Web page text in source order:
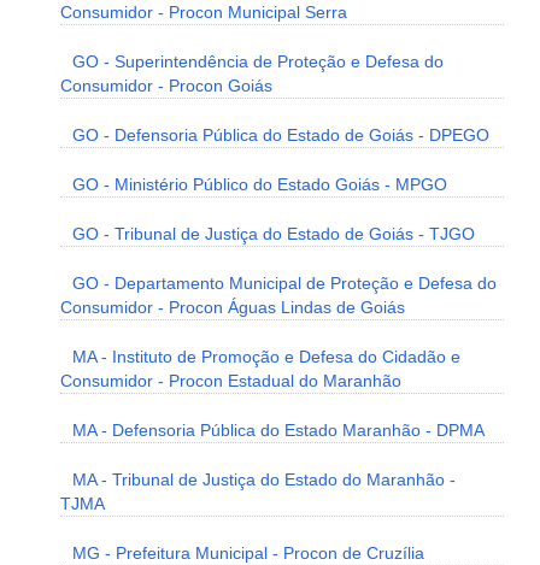
Consumidor - Procon Municipal Serra
GO - Superintendência de Proteção e Defesa do
Consumidor - Procon Goiás
GO - Defensoria Pública do Estado de Goiás - DPEGO
GO - Ministério Público do Estado Goiás - MPGO
GO - Tribunal de Justiça do Estado de Goiás - TJGO
GO - Departamento Municipal de Proteção e Defesa do
Consumidor - Procon Águas Lindas de Goiás
MA - Instituto de Promoção e Defesa do Cidadão e
Consumidor - Procon Estadual do Maranhão
MA - Defensoria Pública do Estado Maranhão - DPMA
MA - Tribunal de Justiça do Estado do Maranhão -
TJMA
MG - Prefeitura Municipal - Procon de Cruzília